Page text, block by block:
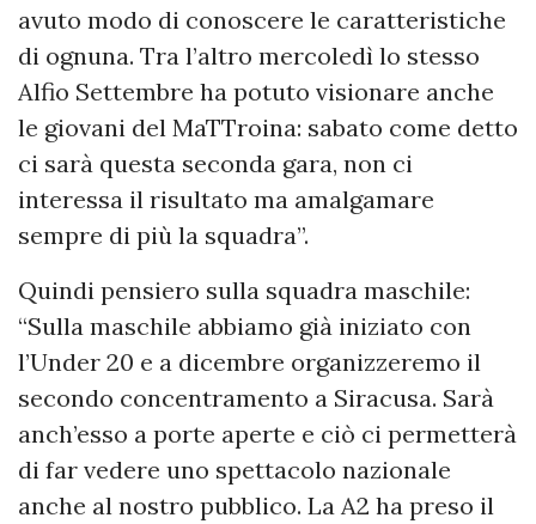
avuto modo di conoscere le caratteristiche
di ognuna. Tra l’altro mercoledì lo stesso
Alfio Settembre ha potuto visionare anche
le giovani del MaTTroina: sabato come detto
ci sarà questa seconda gara, non ci
interessa il risultato ma amalgamare
sempre di più la squadra”.
Quindi pensiero sulla squadra maschile:
“Sulla maschile abbiamo già iniziato con
l’Under 20 e a dicembre organizzeremo il
secondo concentramento a Siracusa. Sarà
anch’esso a porte aperte e ciò ci permetterà
di far vedere uno spettacolo nazionale
anche al nostro pubblico. La A2 ha preso il